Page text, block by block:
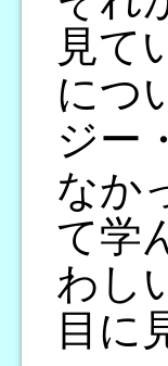
見て
につ
ジー
なか
て学
わし
目に